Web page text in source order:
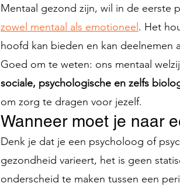
Mentaal gezond zijn, wil in de eerste
zowel mentaal als emotioneel. Het
hoofd kan bieden en kan deelnemen
Goed om te weten: ons mentaal
sociale, psychologische en zelfs
om zorg te dragen voor jezelf.
Wanneer moet je naar
Denk je dat je een psycholoog of
gezondheid varieert, het is geen
onderscheid te maken tussen een